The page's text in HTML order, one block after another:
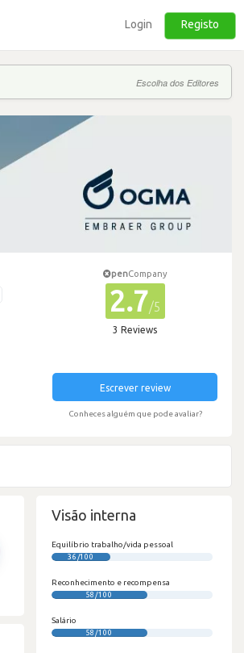
Login Registo
Escolha dos Editores
penCompany
2.7/5
3 Reviews
Escrever review
Conheces alguém que pode avaliar?
Visão interna
Equilíbrio trabalho/vida pessoal
36/100
Reconhecimento e recompensa
58/100
Salário
58/100